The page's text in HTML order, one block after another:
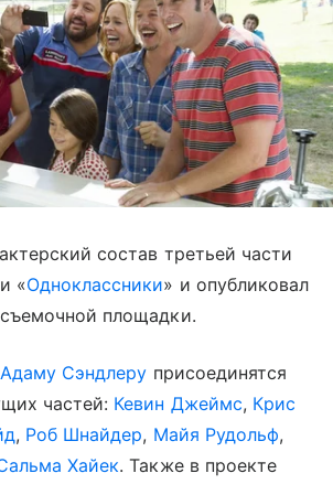
состав третьей части
«Одноклассники» и опубликовал
площадки.
Адаму Сэндлеру присоединятся
частей: Кевин Джеймс, Крис
, Роб Шнайдер, Майя Рудольф,
Хайек. Также в проекте